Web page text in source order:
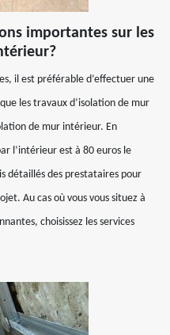
importantes sur les
il est préférable d’effectuer une
les travaux d’isolation de mur
de mur intérieur. En
l’intérieur est à 80 euros le
détaillés des prestataires pour
Au cas où vous vous situez à
choisissez les services